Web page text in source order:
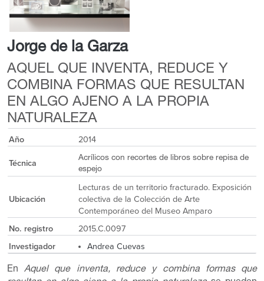
Jorge de la Garza
AQUEL QUE INVENTA, REDUCE Y
COMBINA FORMAS QUE RESULTAN
EN ALGO AJENO A LA PROPIA
NATURALEZA
Año 2014
Técnica
Acrílicos con recortes de libros sobre repisa de
espejo
Ubicación
Lecturas de un territorio fracturado. Exposición
colectiva de la Colección de Arte
Contemporáneo del Museo Amparo
No. registro
2015.C.0097
Investigador
Andrea Cuevas
EnAquel que inventa, reduce y combina formas que